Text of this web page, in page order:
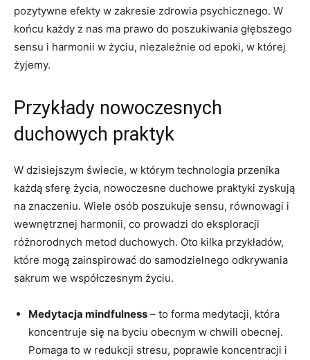
pozytywne efekty w zakresie zdrowia psychicznego. W
końcu każdy z nas ma prawo do poszukiwania głębszego
sensu i harmonii w życiu, niezależnie od epoki, w której
żyjemy.
Przykłady nowoczesnych
duchowych praktyk
W dzisiejszym świecie, w którym technologia przenika
każdą sferę życia, nowoczesne duchowe praktyki zyskują
na znaczeniu. Wiele osób poszukuje sensu, równowagi i
wewnętrznej harmonii, co prowadzi do eksploracji
różnorodnych metod duchowych. Oto kilka przykładów,
które mogą zainspirować do samodzielnego odkrywania
sakrum we współczesnym życiu.
Medytacja mindfulness – to forma medytacji, która
koncentruje się na byciu obecnym w chwili obecnej.
Pomaga to w redukcji stresu, poprawie koncentracji i